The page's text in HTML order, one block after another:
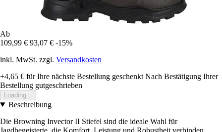
Ab
109,99 € 93,07 € -15%
inkl. MwSt. zzgl. Versandkosten
+4,65 € für Ihre nächste Bestellung geschenkt Nach Bestätigung Ihrer
Bestellung gutgeschrieben
Loading...
Beschreibung
Die Browning Invector II Stiefel sind die ideale Wahl für
Jagdbegeisterte, die Komfort, Leistung und Robustheit verbinden